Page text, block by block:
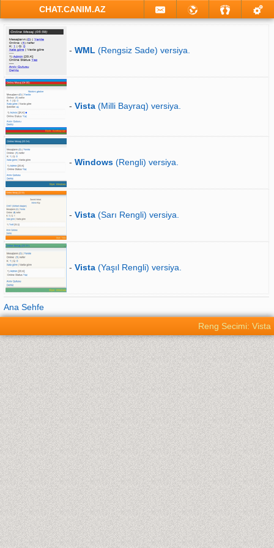
CHAT.CANIM.AZ
- WML (Rengsiz Sade) versiya.
- Vista (Milli Bayraq) versiya.
- Windows (Rengli) versiya.
- Vista (Sarı Rengli) versiya.
- Vista (Yaşıl Rengli) versiya.
Ana Sehfe
Reng Secimi: Vista